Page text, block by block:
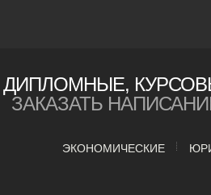
ДИПЛОМНЫЕ,
ЗАКАЗАТЬ
ЭКОНОМИЧЕСКИЕ